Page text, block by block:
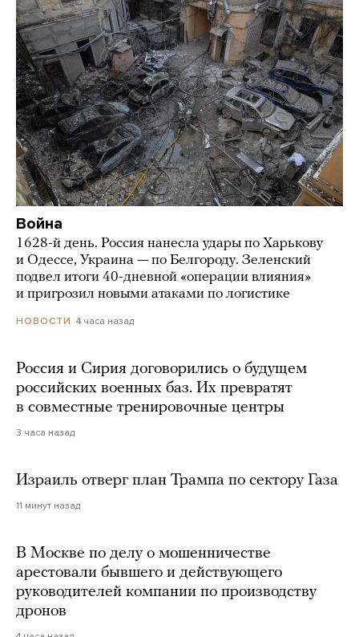
Война
1628-й день. Россия нанесла удары по Харькову
и Одессе, Украина — по Белгороду. Зеленский
подвел итоги 40-дневной «операции влияния»
и пригрозил новыми атаками по логистике
НОВОСТИ 4 часа назад
Россия и Сирия договорились о будущем
российских военных баз. Их превратят
в совместные тренировочные центры
3 часа назад
Израиль отверг план Трампа по сектору Газа
11 минут назад
В Москве по делу о мошенничестве
арестовали бывшего и действующего
руководителей компании по производству
дронов